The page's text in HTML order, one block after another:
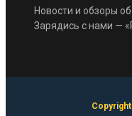
Новости и обзоры
Зарядись с нами —